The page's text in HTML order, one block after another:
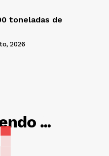
toneladas de
2026
...